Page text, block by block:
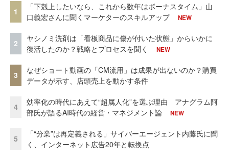
1
「下剋上したいなら、これから数年はボーナスタイム」山
口義宏さんに聞くマーケターのスキルアップ
NEW
2
ヤシノミ洗剤は「看板商品に傷が付いた状態」からいかに
復活したのか？戦略とプロセスを聞く
NEW
3
なぜショート動画の「CM流用」は成果が出ないのか？購買
データが示す、店頭売上を動かす条件
4
効率化の時代にあえて“超属人化”を選ぶ理由 アナグラム阿
部氏が語るAI時代の経営・マネジメント論
NEW
5
「“分業”は再定義される」サイバーエージェント内藤氏に聞
く、インターネット広告20年と転換点